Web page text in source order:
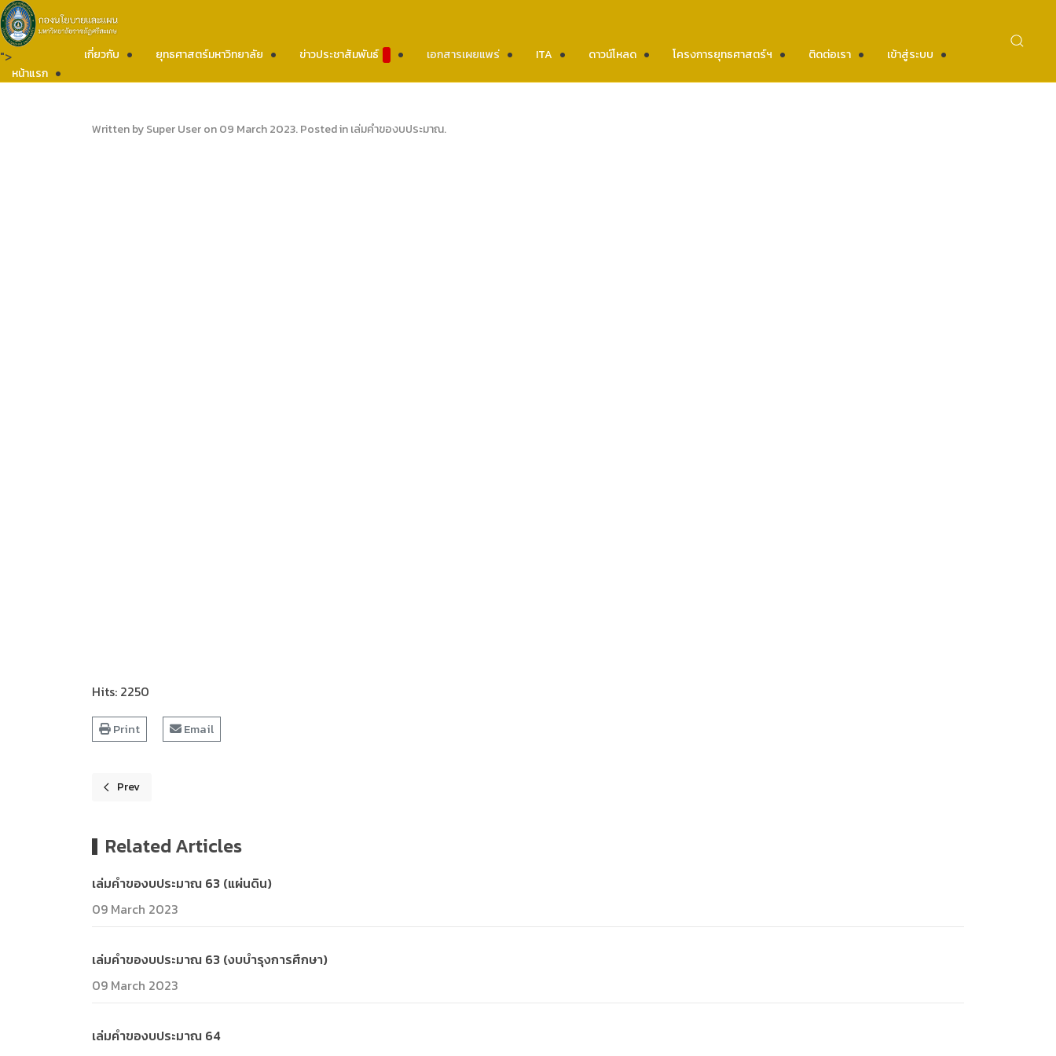
">
หน้าแรก
เกี่ยวกับ ยุทธศาสตร์มหาวิทยาลัย ข่าวประชาสัมพันธ์ เอกสารเผยแพร่ ITA ดาวน์โหลด โครงการยุทธศาสตร์ฯ ติดต่อเรา เข้าสู่ระบบ
Written by Super User on09 March 2023. Posted inเล่มคำของบประมาณ.
Hits: 2250
Print Email
Previous article: เล่มคำของบประมาณ 65
Prev
Related Articles
เล่มคำของบประมาณ 63 (แผ่นดิน)
09 March 2023
เล่มคำของบประมาณ 63 (งบบำรุงการศึกษา)
09 March 2023
เล่มคำของบประมาณ 64